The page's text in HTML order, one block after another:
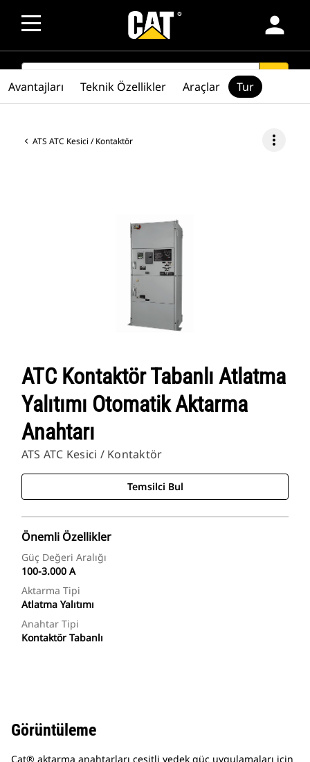
person
SEARCH
ATS ATC Kesici / Kontaktör more_vert
ATC Kontaktör Tabanlı Atlatma
Yalıtımı Otomatik Aktarma
Anahtarı
ATS ATC Kesici / Kontaktör
Temsilci Bul
Önemli Özellikler
Güç Değeri Aralığı
100-3.000 A
Aktarma Tipi
Atlatma Yalıtımı
Anahtar Tipi
Kontaktör Tabanlı
Avantajları Teknik Özellikler Araçlar Tur
Görüntüleme
Cat® aktarma anahtarları çeşitli yedek güç uygulamaları için